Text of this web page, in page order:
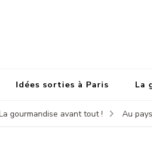
Idées sorties à Paris La
gourmandise avant tout ! Au